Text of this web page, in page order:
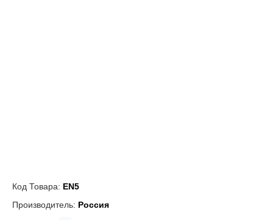
Код Товара: EN5
Производитель: Россия